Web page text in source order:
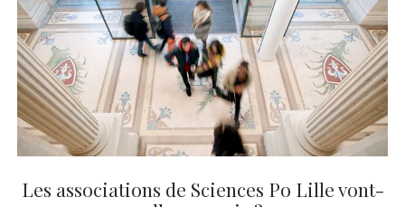
Les associations de Sciences Po Lille vont-